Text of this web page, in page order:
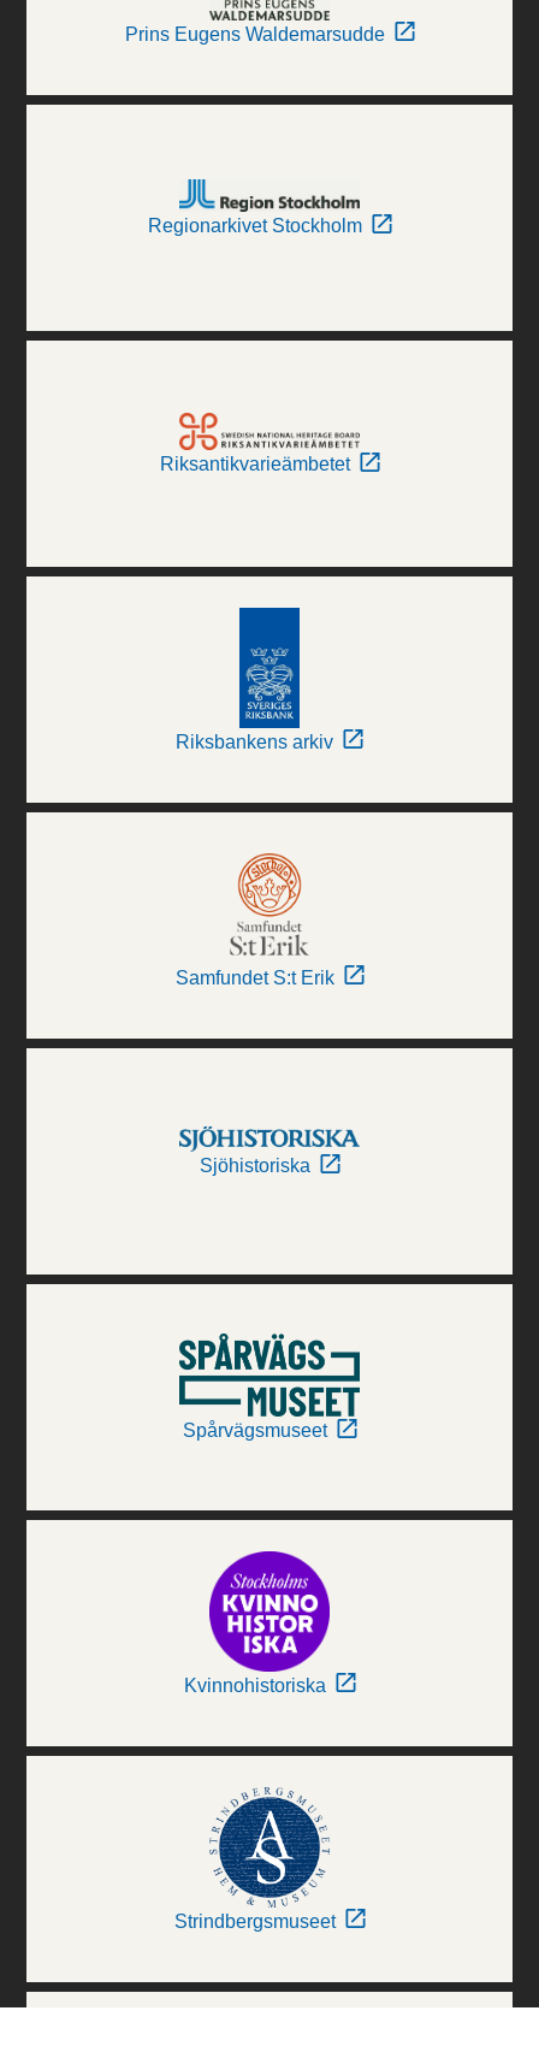
Prins Eugens Waldemarsudde
Regionarkivet Stockholm
Riksantikvarieämbetet
Riksbankens arkiv
Samfundet S:t Erik
Sjöhistoriska
Spårvägsmuseet
Kvinnohistoriska
Strindbergsmuseet